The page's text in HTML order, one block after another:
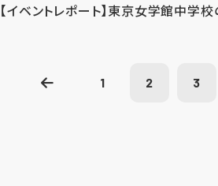
【イベントレポート】東京女学館中
1 2 3